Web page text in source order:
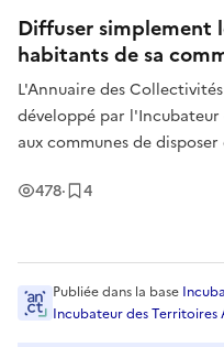
Diffuser simplement
habitants de sa
L'Annuaire des
développé par
aux communes de
d'ouverture de la mairie,
478Vues
· 4Enregistrement
Publiéedans la base
Incubateur des Territoires